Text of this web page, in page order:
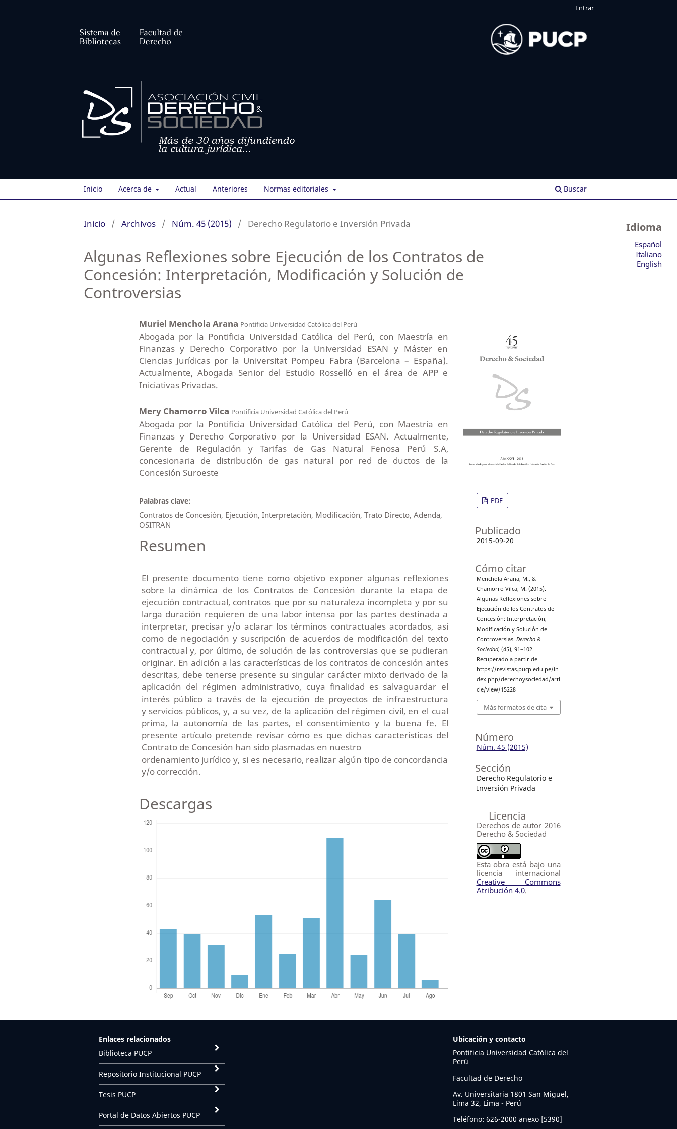
Inicio Acerca de Actual Anteriores Normas editoriales Buscar
Entrar
Inicio / Archivos / Núm. 45 (2015) / Derecho Regulatorio e Inversión Privada
Algunas Reflexiones sobre Ejecución de los Contratos de
Concesión: Interpretación, Modificación y Solución de
Controversias
Muriel Menchola Arana Pontificia Universidad Católica del Perú
Abogada por la Pontificia Universidad Católica del Perú, con Maestría en
Finanzas y Derecho Corporativo por la Universidad ESAN y Máster en
Ciencias Jurídicas por la Universitat Pompeu Fabra (Barcelona – España).
Actualmente, Abogada Senior del Estudio Rosselló en el área de APP e
Iniciativas Privadas.
Mery Chamorro Vilca Pontificia Universidad Católica del Perú
Abogada por la Pontificia Universidad Católica del Perú, con Maestría en
Finanzas y Derecho Corporativo por la Universidad ESAN. Actualmente,
Gerente de Regulación y Tarifas de Gas Natural Fenosa Perú S.A,
concesionaria de distribución de gas natural por red de ductos de la
Concesión Suroeste
Palabras clave:
Contratos de Concesión, Ejecución, Interpretación, Modificación, Trato Directo, Adenda,
OSITRAN
Resumen
El presente documento tiene como objetivo exponer algunas reflexiones
sobre la dinámica de los Contratos de Concesión durante la etapa de
ejecución contractual, contratos que por su naturaleza incompleta y por su
larga duración requieren de una labor intensa por las partes destinada a
interpretar, precisar y/o aclarar los términos contractuales acordados, así
como de negociación y suscripción de acuerdos de modificación del texto
contractual y, por último, de solución de las controversias que se pudieran
originar. En adición a las características de los contratos de concesión antes
descritas, debe tenerse presente su singular carácter mixto derivado de la
aplicación del régimen administrativo, cuya finalidad es salvaguardar el
interés público a través de la ejecución de proyectos de infraestructura
y servicios públicos, y, a su vez, de la aplicación del régimen civil, en el cual
prima, la autonomía de las partes, el consentimiento y la buena fe. El
presente artículo pretende revisar cómo es que dichas características del
Contrato de Concesión han sido plasmadas en nuestro
ordenamiento jurídico y, si es necesario, realizar algún tipo de concordancia
y/o corrección.
Descargas
PDF
Publicado
2015-09-20
Cómo citar
Menchola Arana, M., &
Chamorro Vilca, M. (2015).
Algunas Reflexiones sobre
Ejecución de los Contratos de
Concesión: Interpretación,
Modificación y Solución de
Controversias. Derecho &
Sociedad, (45), 91–102.
Recuperado a partir de
https://revistas.pucp.edu.pe/in
dex.php/derechoysociedad/arti
cle/view/15228
Más formatos de cita
Número
Núm. 45 (2015)
Sección
Derecho Regulatorio e
Inversión Privada
Licencia
Derechos de autor 2016
Derecho & Sociedad
Esta obra está bajo una
licencia internacional
Creative Commons
Atribución 4.0.
Idioma
Español
Italiano
English
Enlaces relacionados
Biblioteca PUCP
Repositorio Institucional PUCP
Tesis PUCP
Portal de Datos Abiertos PUCP
Ubicación y contacto
Pontificia Universidad Católica del
Perú
Facultad de Derecho
Av. Universitaria 1801 San Miguel,
Lima 32, Lima - Perú
Teléfono: 626-2000 anexo [5390]